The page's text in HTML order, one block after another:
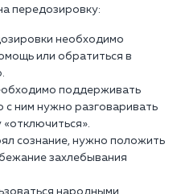
передозировку:
необходимо
или обратиться в
поддерживать
с ним нужно разговаривать
сознание, нужно положить
захлебывания